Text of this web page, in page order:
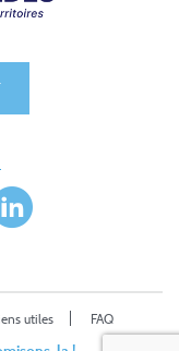
utiles FAQ